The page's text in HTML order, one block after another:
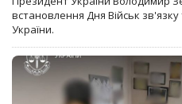
встановлення Дня Військ
України.